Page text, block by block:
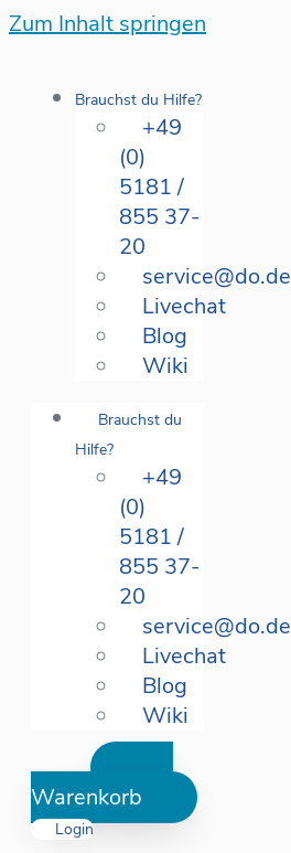
Zum Inhalt springen
Brauchst du Hilfe?
+49
(0)
5181 /
855 37-
20
service@do.de
Livechat
Blog
Wiki
Brauchst du
Hilfe?
+49
(0)
5181 /
855 37-
20
service@do.de
Livechat
Blog
Wiki
Warenkorb
Login